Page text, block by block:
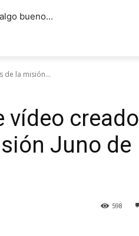
bueno...
de la misión...
vídeo creado
Juno de
598